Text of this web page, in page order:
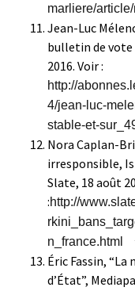
marliere/
Jean-Luc
bulletin de vote
2016. Voir :
http://
4/jean-luc-
stable-et-
Nora Caplan-
irresponsible,
Slate, 18 août
:http://
n_france.html
Éric Fassin, “La
d’État”,